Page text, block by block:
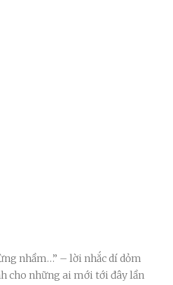
nhầm…” – lời nhắc dí dỏm
cho những ai mới tới đây lần